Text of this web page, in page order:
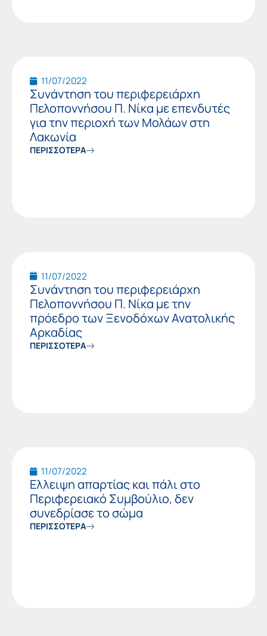
11/07/2022
Συνάντηση του περιφερειάρχη
Πελοποννήσου Π. Νίκα με επενδυτές
για την περιοχή των Μολάων στη
Λακωνία
ΠΕΡΙΣΣΟΤΕΡΑ
11/07/2022
Συνάντηση του περιφερειάρχη
Πελοποννήσου Π. Νίκα με την
πρόεδρο των Ξενοδόχων Ανατολικής
Αρκαδίας
ΠΕΡΙΣΣΟΤΕΡΑ
11/07/2022
Ελλειψη απαρτίας και πάλι στο
Περιφερειακό Συμβούλιο, δεν
συνεδρίασε το σώμα
ΠΕΡΙΣΣΟΤΕΡΑ